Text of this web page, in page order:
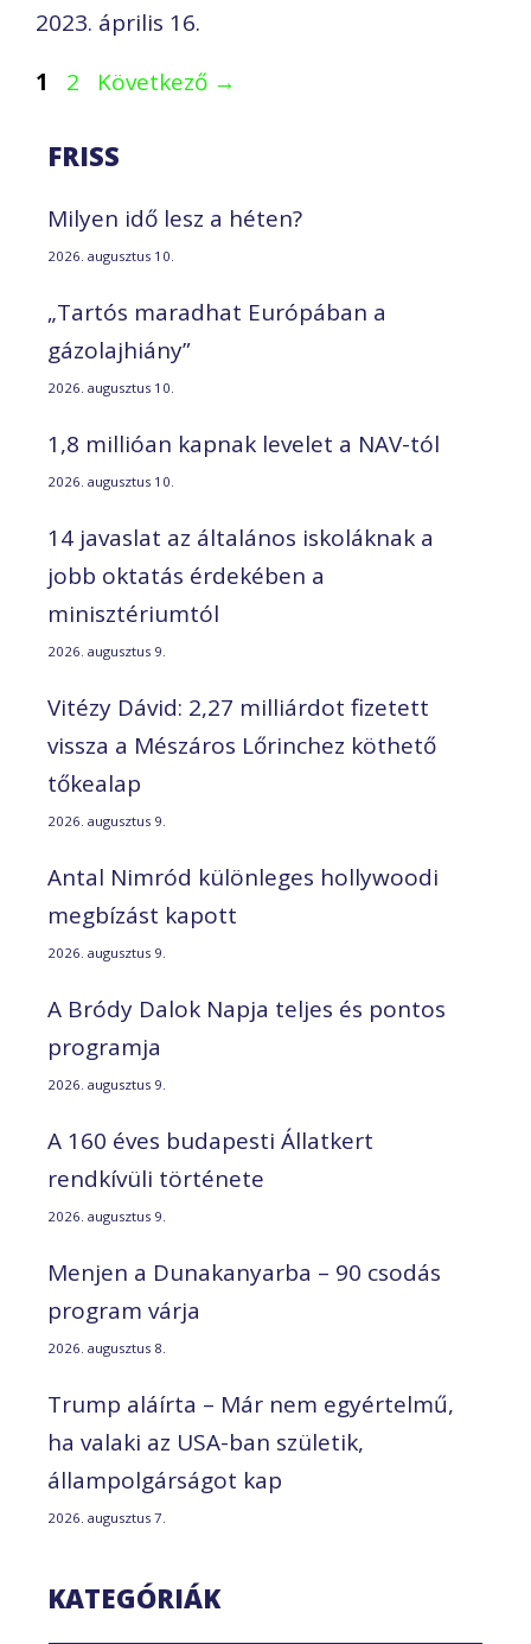
2023. április 16.
Oldal
1 Oldal
2 Következő →
FRISS
Milyen idő lesz a héten?
2026. augusztus 10.
„Tartós maradhat Európában a
gázolajhiány”
2026. augusztus 10.
1,8 millióan kapnak levelet a NAV-tól
2026. augusztus 10.
14 javaslat az általános iskoláknak a
jobb oktatás érdekében a
minisztériumtól
2026. augusztus 9.
Vitézy Dávid: 2,27 milliárdot fizetett
vissza a Mészáros Lőrinchez köthető
tőkealap
2026. augusztus 9.
Antal Nimród különleges hollywoodi
megbízást kapott
2026. augusztus 9.
A Bródy Dalok Napja teljes és pontos
programja
2026. augusztus 9.
A 160 éves budapesti Állatkert
rendkívüli története
2026. augusztus 9.
Menjen a Dunakanyarba – 90 csodás
program várja
2026. augusztus 8.
Trump aláírta – Már nem egyértelmű,
ha valaki az USA-ban születik,
állampolgárságot kap
2026. augusztus 7.
KATEGÓRIÁK